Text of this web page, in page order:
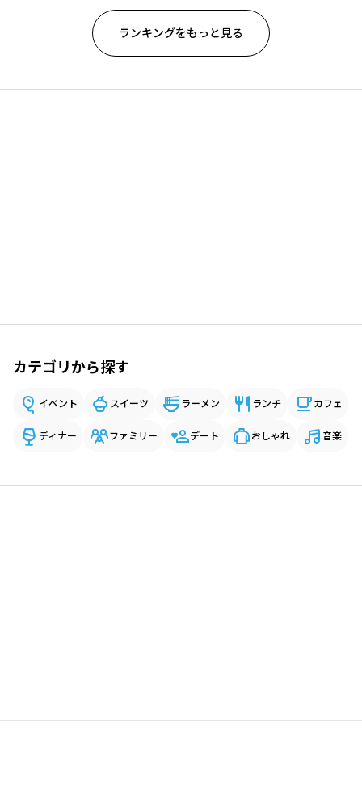
ランキングをもっと見る
カテゴリから探す
イベント スイーツ ラーメン ランチ カフェ
ディナー ファミリー デート おしゃれ 音楽